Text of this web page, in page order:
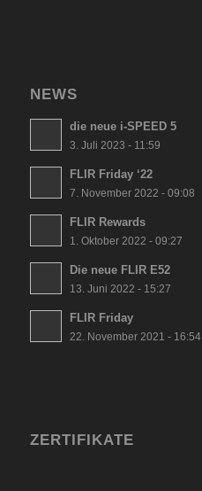
NEWS
die neue i-SPEED 5
3. Juli 2023 - 11:59
FLIR Friday ‘22
7. November 2022 - 09:08
FLIR Rewards
1. Oktober 2022 - 09:27
Die neue FLIR E52
13. Juni 2022 - 15:27
FLIR Friday
22. November 2021 - 16:54
ZERTIFIKATE